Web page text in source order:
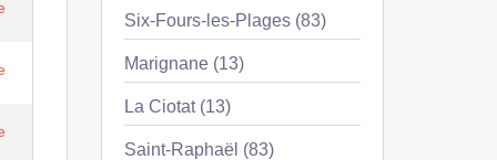
Six-Fours-les-Plages (83)
Marignane (13)
La Ciotat (13)
Saint-Raphaël (83)